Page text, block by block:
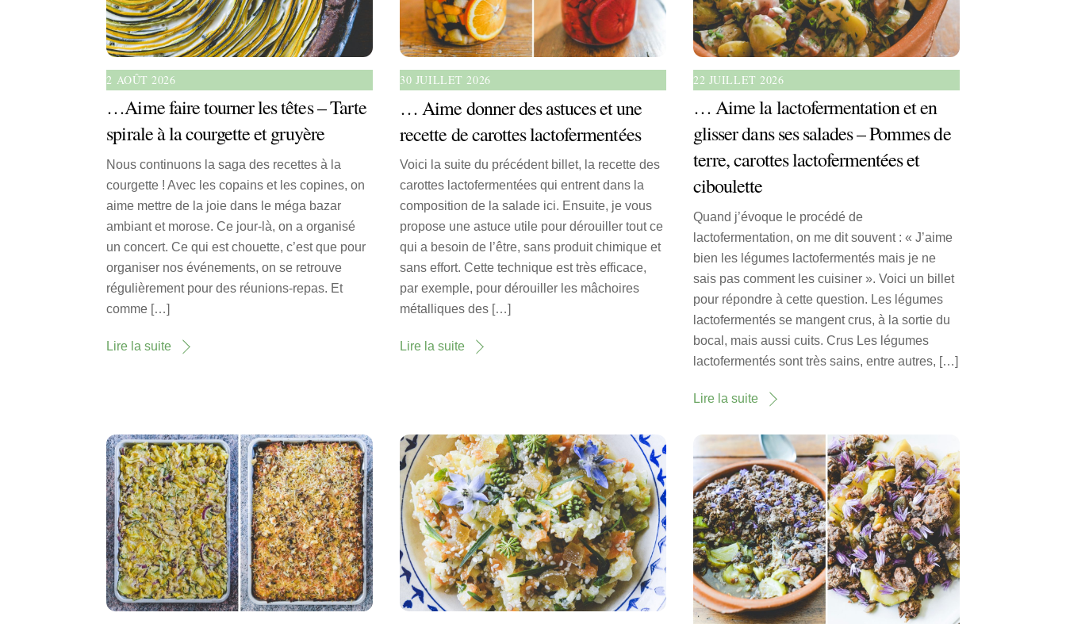
2 AOÛT 2026
…Aime faire tourner les têtes – Tarte
spirale à la courgette et gruyère
Nous continuons la saga des recettes à la
courgette ! Avec les copains et les copines, on
aime mettre de la joie dans le méga bazar
ambiant et morose. Ce jour-là, on a organisé
un concert. Ce qui est chouette, c’est que pour
organiser nos événements, on se retrouve
régulièrement pour des réunions-repas. Et
comme […]
Lire la suite
30 JUILLET 2026
… Aime donner des astuces et une
recette de carottes lactofermentées
Voici la suite du précédent billet, la recette des
carottes lactofermentées qui entrent dans la
composition de la salade ici. Ensuite, je vous
propose une astuce utile pour dérouiller tout ce
qui a besoin de l’être, sans produit chimique et
sans effort. Cette technique est très efficace,
par exemple, pour dérouiller les mâchoires
métalliques des […]
Lire la suite
22 JUILLET 2026
… Aime la lactofermentation et en
glisser dans ses salades – Pommes de
terre, carottes lactofermentées et
ciboulette
Quand j’évoque le procédé de
lactofermentation, on me dit souvent : « J’aime
bien les légumes lactofermentés mais je ne
sais pas comment les cuisiner ». Voici un billet
pour répondre à cette question. Les légumes
lactofermentés se mangent crus, à la sortie du
bocal, mais aussi cuits. Crus Les légumes
lactofermentés sont très sains, entre autres, […]
Lire la suite